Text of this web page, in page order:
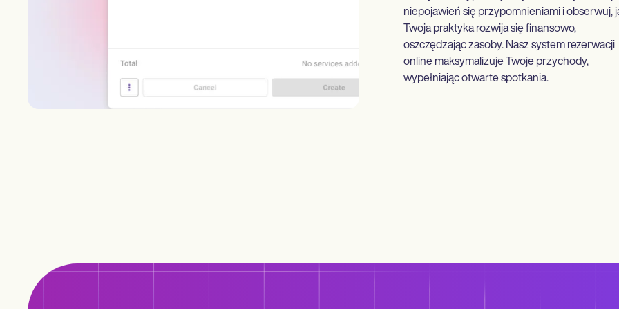
niepojawień się przypomnieniami i obserwuj,
Twoja praktyka rozwija się finansowo,
oszczędzając zasoby. Nasz system rezerwacji
online maksymalizuje Twoje przychody,
wypełniając otwarte spotkania.